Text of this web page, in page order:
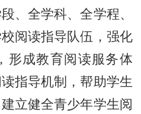
、全学科、全学程、
阅读指导队伍，强化
形成教育阅读服务体
指导机制，帮助学生
立健全青少年学生阅